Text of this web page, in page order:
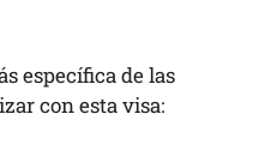
específica de las
con esta visa: